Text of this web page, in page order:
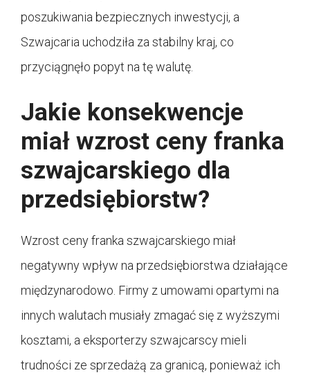
poszukiwania bezpiecznych inwestycji, a
Szwajcaria uchodziła za stabilny kraj, co
przyciągnęło popyt na tę walutę.
Jakie konsekwencje
miał wzrost ceny franka
szwajcarskiego dla
przedsiębiorstw?
Wzrost ceny franka szwajcarskiego miał
negatywny wpływ na przedsiębiorstwa działające
międzynarodowo. Firmy z umowami opartymi na
innych walutach musiały zmagać się z wyższymi
kosztami, a eksporterzy szwajcarscy mieli
trudności ze sprzedażą za granicą, ponieważ ich